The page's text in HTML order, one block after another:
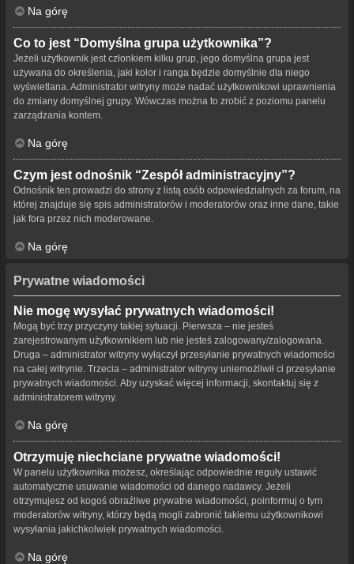
Na górę
Co to jest “Domyślna grupa użytkownika”?
Jeżeli użytkownik jest członkiem kilku grup, jego domyślna grupa jest
używana do określenia, jaki kolor i ranga będzie domyślnie dla niego
wyświetlana. Administrator witryny może nadać użytkownikowi uprawnienia
do zmiany domyślnej grupy. Wówczas można to zrobić z poziomu panelu
zarządzania kontem.
Na górę
Czym jest odnośnik “Zespół administracyjny”?
Odnośnik ten prowadzi do strony z listą osób odpowiedzialnych za forum, na
której znajduje się spis administratorów i moderatorów oraz inne dane, takie
jak fora przez nich moderowane.
Na górę
Prywatne wiadomości
Nie mogę wysyłać prywatnych wiadomości!
Mogą być trzy przyczyny takiej sytuacji. Pierwsza – nie jesteś
zarejestrowanym użytkownikiem lub nie jesteś zalogowany/zalogowana.
Druga – administrator witryny wyłączył przesyłanie prywatnych wiadomości
na całej witrynie. Trzecia – administrator witryny uniemożliwił ci przesyłanie
prywatnych wiadomości. Aby uzyskać więcej informacji, skontaktuj się z
administratorem witryny.
Na górę
Otrzymuję niechciane prywatne wiadomości!
W panelu użytkownika możesz, określając odpowiednie reguły ustawić
automatyczne usuwanie wiadomości od danego nadawcy. Jeżeli
otrzymujesz od kogoś obraźliwe prywatne wiadomości, poinformuj o tym
moderatorów witryny, którzy będą mogli zabronić takiemu użytkownikowi
wysyłania jakichkolwiek prywatnych wiadomości.
Na górę